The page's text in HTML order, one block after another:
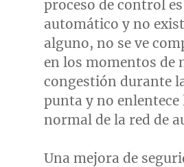
proceso de control
automático y no
alguno, no se ve
en los momentos de
congestión durante
punta y no enlentece
normal de la red de
Una mejora de